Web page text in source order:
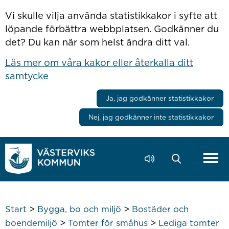
Vi skulle vilja använda statistikkakor i syfte att
löpande förbättra webbplatsen. Godkänner du
det? Du kan när som helst ändra ditt val.
Läs mer om våra kakor eller återkalla ditt
samtycke
Ja, jag godkänner statistikkakor
Nej, jag godkänner inte statistikkakor
Start > Bygga, bo och miljö > Bostäder och
boendemiljö > Tomter för småhus> Lediga tomter